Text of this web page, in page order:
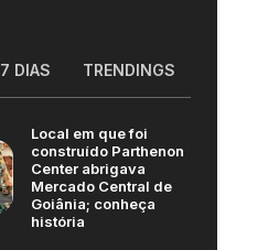
7 DIAS TRENDINGS
Local em que foi
construído Parthenon
Center abrigava
Mercado Central de
Goiânia; conheça
história